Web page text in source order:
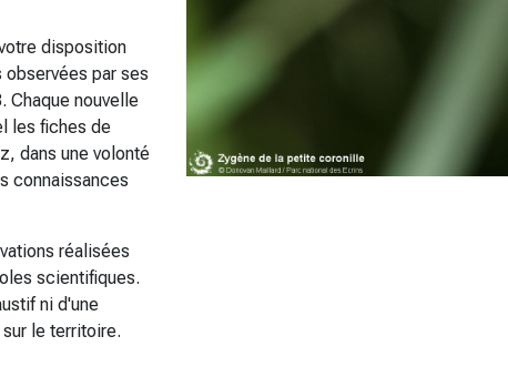
disposition
observées par ses
Chaque nouvelle
les fiches de
dans une volonté
connaissances
réalisées
scientifiques.
ni d'une
le territoire.